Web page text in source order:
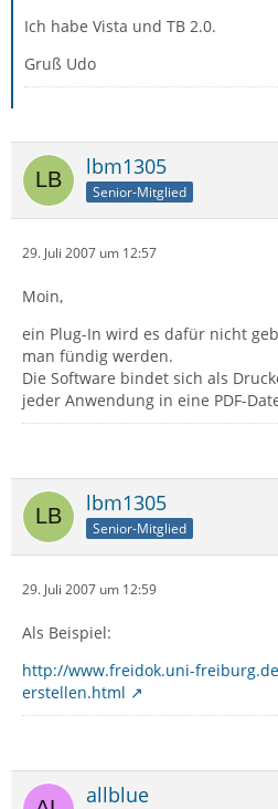
Ich habe Vista und TB 2.0.
Gruß Udo
lbm1305
Senior-Mitglied
29. Juli 2007 um 12:57
Moin,
ein Plug-In wird es dafür nicht
man fündig werden.
Die Software bindet sich als
jeder Anwendung in eine PDF-
lbm1305
Senior-Mitglied
29. Juli 2007 um 12:59
Als Beispiel:
http://www.freidok.uni-
erstellen.html
allblue